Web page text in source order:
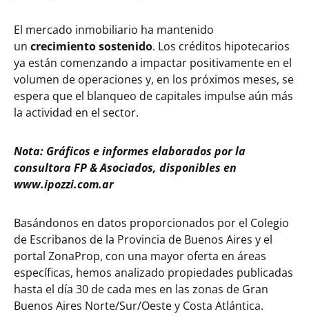
El mercado inmobiliario ha mantenido
un crecimiento sostenido. Los créditos hipotecarios
ya están comenzando a impactar positivamente en el
volumen de operaciones y, en los próximos meses, se
espera que el blanqueo de capitales impulse aún más
la actividad en el sector.
Nota: Gráficos e informes elaborados por la
consultora FP & Asociados, disponibles en
www.ipozzi.com.ar
Basándonos en datos proporcionados por el Colegio
de Escribanos de la Provincia de Buenos Aires y el
portal ZonaProp, con una mayor oferta en áreas
específicas, hemos analizado propiedades publicadas
hasta el día 30 de cada mes en las zonas de Gran
Buenos Aires Norte/Sur/Oeste y Costa Atlántica.